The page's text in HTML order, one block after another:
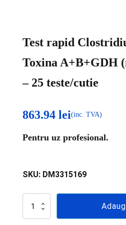
Test rapid
Toxina A+B+GDH
– 25 teste/cutie
863.94 lei(inc. TVA)
Pentru uz profesional.
SKU: DM3315169
Cantitate
rapid